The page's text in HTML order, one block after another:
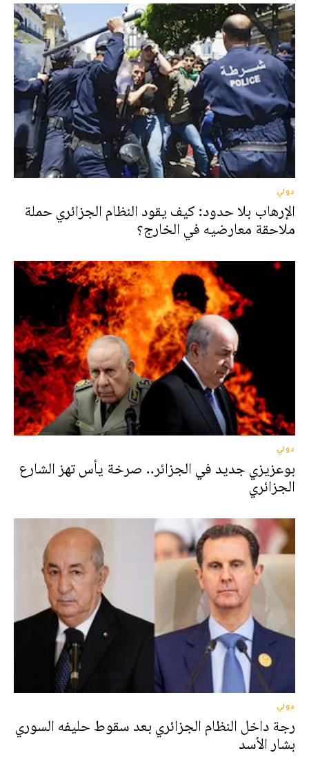
دولي
الإرهاب بلا حدود: كيف يقود النظام الجزائري حملة
ملاحقة معارضيه في الخارج؟
دولي
بوعزيزي جديد في الجزائر.. صرخة يأس تهز الشارع
الجزائري
دولي
رجة داخل النظام الجزائري بعد سقوط حليفه السوري
بشار الأسد